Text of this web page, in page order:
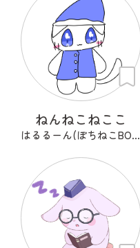
ねんねこねここ
はるるーん(ぽちねこBOOKS)